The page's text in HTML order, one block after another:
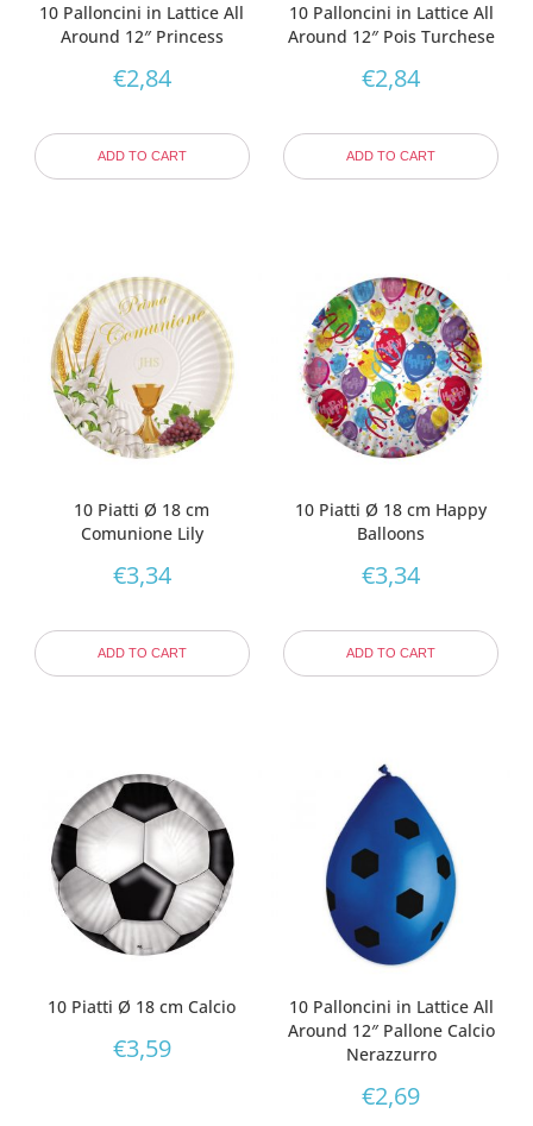
10 Palloncini in Lattice All
Around 12″ Princess
€2,84
ADD TO CART
10 Palloncini in Lattice All
Around 12″ Pois Turchese
€2,84
ADD TO CART
10 Piatti Ø 18 cm
Comunione Lily
€3,34
ADD TO CART
10 Piatti Ø 18 cm Happy
Balloons
€3,34
ADD TO CART
10 Piatti Ø 18 cm Calcio
€3,59
10 Palloncini in Lattice All
Around 12″ Pallone Calcio
Nerazzurro
€2,69